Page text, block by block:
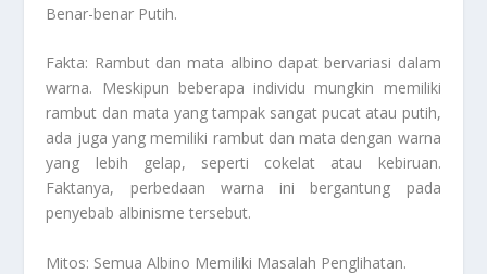
Benar-benar Putih.
Fakta: Rambut dan mata albino dapat bervariasi dalam
warna. Meskipun beberapa individu mungkin memiliki
rambut dan mata yang tampak sangat pucat atau putih,
ada juga yang memiliki rambut dan mata dengan warna
yang lebih gelap, seperti cokelat atau kebiruan.
Faktanya, perbedaan warna ini bergantung pada
penyebab albinisme tersebut.
Mitos: Semua Albino Memiliki Masalah Penglihatan.